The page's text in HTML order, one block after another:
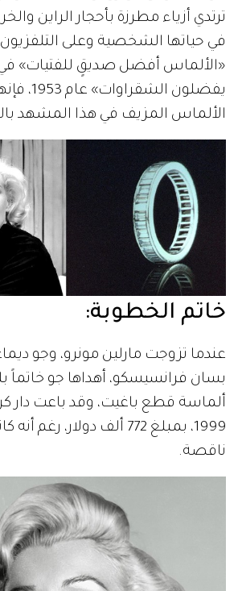
ترتدي أزياء مطرزة بأحجار الراين
في حياتها الشخصية وعلى التلفزيون.
«الألماس أفضل صديقٍ للفتيات» في
يفضلون
الألماس المزيف في هذا المشهد
خاتم الخطوبة:
عندما تزوجت مارلين مونرو، وجو
ألماسة قطع باغيت، وقد باعت دار
1999، بمبلغ 772 ألف دولار،
ناقصة.